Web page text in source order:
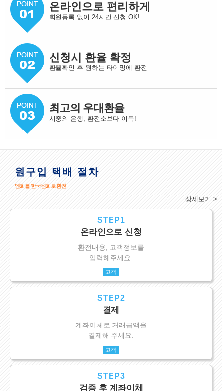
온라인으로 편리하게
회원등록 없이 24시간 신청 OK!
신청시 환율 확정
환율확인 후 원하는 타이밍에 환전
최고의 우대환율
시중의 은행, 환전소보다 이득!
원구입 택배 절차
엔화를 한국원화로 환전
상세보기 >
STEP1
온라인으로 신청
환전내용, 고객정보를
입력해주세요.
고객
STEP2
결제
계좌이체로 거래금액을
결제해 주세요.
고객
STEP3
검증 후 계좌이체